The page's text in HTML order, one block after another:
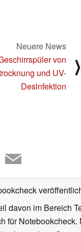
Neuere News
von
und UV-
Desinfektion
⟩
davon im Bereich
für